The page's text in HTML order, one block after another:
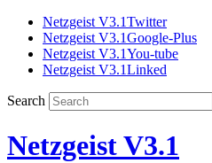
Netzgeist V3.1Twitter
Netzgeist V3.1Google-Plus
Netzgeist V3.1You-tube
Netzgeist V3.1Linked
Search
Netzgeist V3.1